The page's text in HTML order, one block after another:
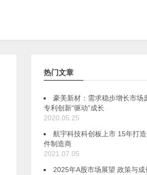
热门文章
豪美新材：需求稳步增长市场
专利创新“驱动”成长
2020.05.25
航宇科技科创板上市 15年打
件制造商
2021.07.05
2025年A股市场展望 政策与